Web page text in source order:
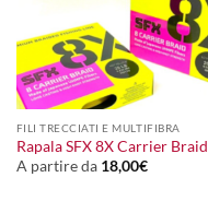
FILI TRECCIATI E MULTIFIBRA
Rapala SFX 8X Carrier Braid
A partire da 18,00€